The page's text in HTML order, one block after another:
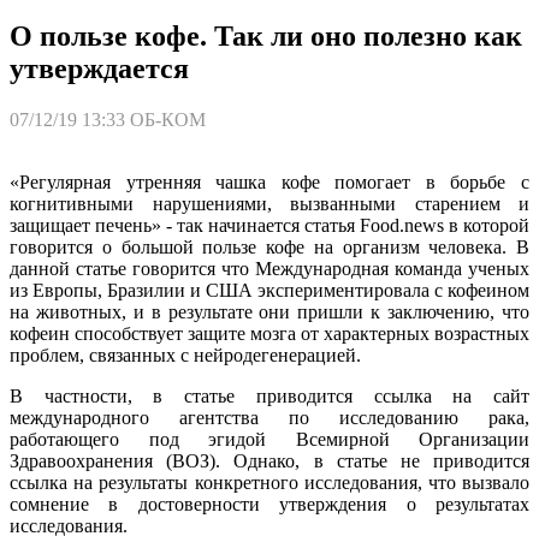
О пользе кофе. Так ли оно полезно как
утверждается
07/12/19 13:33 ОБ-КОМ
«Регулярная утренняя чашка кофе помогает в борьбе с
когнитивными нарушениями, вызванными старением и
защищает печень» - так начинается статья Food.news в которой
говорится о большой пользе кофе на организм человека. В
данной статье говорится что Международная команда ученых
из Европы, Бразилии и США экспериментировала с кофеином
на животных, и в результате они пришли к заключению, что
кофеин способствует защите мозга от характерных возрастных
проблем, связанных с нейродегенерацией.
В частности, в статье приводится ссылка на сайт
международного агентства по исследованию рака,
работающего под эгидой Всемирной Организации
Здравоохранения (ВОЗ). Однако, в статье не приводится
ссылка на результаты конкретного исследования, что вызвало
сомнение в достоверности утверждения о результатах
исследования.